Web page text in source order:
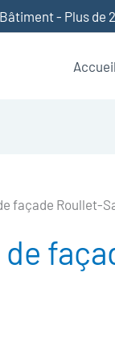
- Plus de
Accueil
façade Roullet-
de